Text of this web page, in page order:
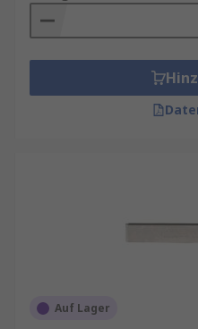
und in engen
verbunden und
zur Messung
Auf Lager